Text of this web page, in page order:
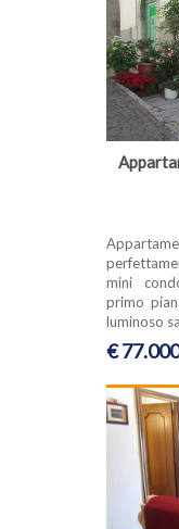
mini
primo
luminoso
€ 77.000